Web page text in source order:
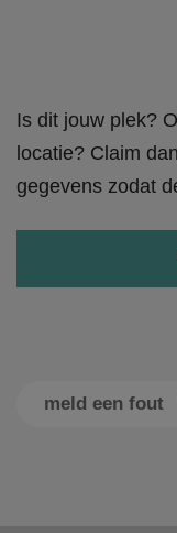
Is dit jouw plek?
locatie? Claim
gegevens zodat
meld een fout